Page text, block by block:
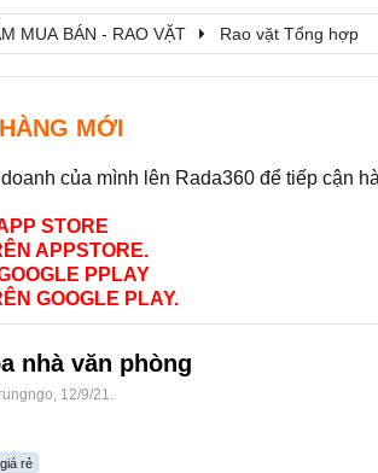
MUA BÁN - RAO VẶT Rao vặt Tổng hợp
MỚI
của mình lên Rada360 để tiếp cận
STORE
APPSTORE.
PPLAY
GOOGLE PLAY.
nhà văn phòng
, 12/9/21.
rẻ